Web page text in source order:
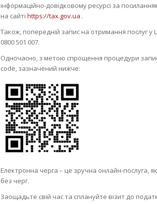
інформаційно-довідковому ресурсі за
на сайті https://tax.gov.ua .
Також, попередній запис на отримання послуг
0800 501 007.
Одночасно, з метою спрощення процедури
code, зазначений нижче:
Електронна черга – це зручна онлайн-послуга,
без черг.
Заощадьте свій час та сплануйте візит до